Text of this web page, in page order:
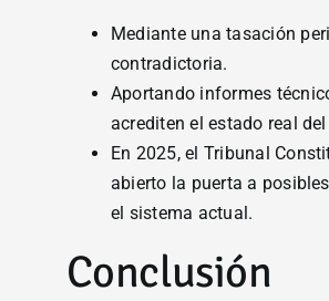
Mediante una tasación
contradictoria.
Aportando informes
acrediten el estado real
En 2025, el Tribunal
abierto la puerta a
el sistema actual.
Conclusión